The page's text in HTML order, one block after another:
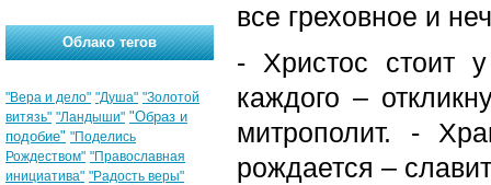
все греховное и
- Христос стоит
каждого –
митрополит. -
рождается –
Облако тегов
"Вера и дело" "Душа" "Золотой
витязь" "Ландыши" "Образ и
подобие" "Поделись
Рождеством" "Православная
инициатива" "Радость веры"